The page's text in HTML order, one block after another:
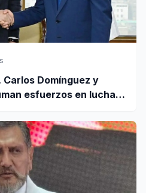
Domínguez y
esfuerzos en lucha